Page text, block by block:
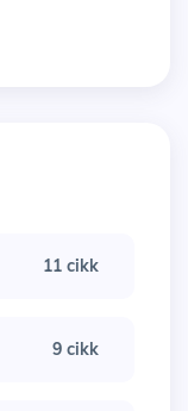
11 cikk
9 cikk